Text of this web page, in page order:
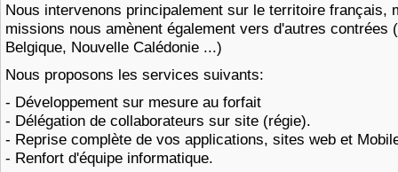
Nous intervenons principalement sur le territoire français,
missions nous amènent également vers d'autres contrées
Belgique, Nouvelle Calédonie ...)
Nous proposons les services suivants:
- Développement sur mesure au forfait
- Délégation de collaborateurs sur site (régie).
- Reprise complète de vos applications, sites web et
- Renfort d'équipe informatique.